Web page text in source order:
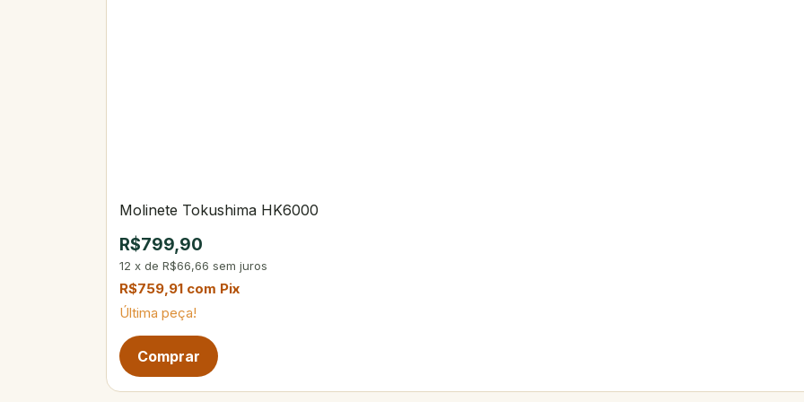
Molinete Tokushima HK6000
R$799,90
12 x de R$66,66 sem juros
R$759,91 com Pix
Última peça!